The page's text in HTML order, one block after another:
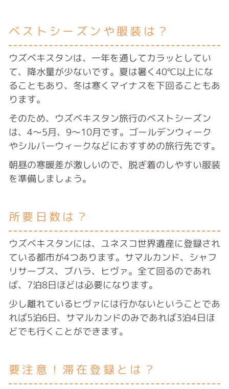
ベストシーズンや服装は？
ウズベキスタンは、一年を通してカラッとしてい
て、降水量が少ないです。夏は暑く40℃以上にな
ることもあり、冬は寒くマイナスを下回ることもあ
ります。
そのため、ウズベキスタン旅行のベストシーズン
は、4〜5月、9〜10月です。ゴールデンウィーク
やシルバーウィークなどにおすすめの旅行先です。
朝昼の寒暖差が激しいので、脱ぎ着のしやすい服装
を準備しましょう。
所要日数は？
ウズベキスタンには、ユネスコ世界遺産に登録され
ている都市が4つあります。サマルカンド、シャフ
リサーブス、ブハラ、ヒヴァ。全て回るのであれ
ば、7泊8日ほどは必要になります。
少し離れているヒヴァには行かないということであ
れば5泊6日、サマルカンドのみであれば3泊4日ほ
どでも行くことができます。
要注意！滞在登録とは？